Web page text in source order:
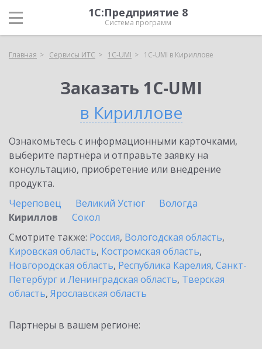
1С:Предприятие 8
Система программ
Главная Сервисы ИТС 1C-UMI 1C-UMI в Кириллове
Заказать 1C-UMI
в Кириллове
Ознакомьтесь с информационными карточками,
выберите партнёра и отправьте заявку на
консультацию, приобретение или внедрение
продукта.
Череповец
Великий Устюг
Вологда
Кириллов
Сокол
Смотрите также: Россия, Вологодская область,
Кировская область, Костромская область,
Новгородская область, Республика Карелия, Санкт-
Петербург и Ленинградская область, Тверская
область, Ярославская область
Партнеры в вашем регионе: